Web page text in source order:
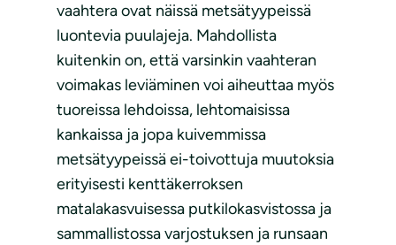
vaahtera ovat näissä metsätyypeissä
luontevia puulajeja. Mahdollista
kuitenkin on, että varsinkin vaahteran
voimakas leviäminen voi aiheuttaa myös
tuoreissa lehdoissa, lehtomaisissa
kankaissa ja jopa kuivemmissa
metsätyypeissä ei-toivottuja muutoksia
erityisesti kenttäkerroksen
matalakasvuisessa putkilokasvistossa ja
sammallistossa varjostuksen ja runsaan